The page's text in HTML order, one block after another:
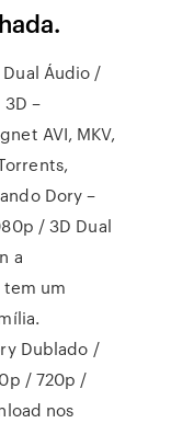
Áudio /
3D –
AVI, MKV,
Dory –
/ 3D Dual
a
um
Dublado /
/ 720p /
nos